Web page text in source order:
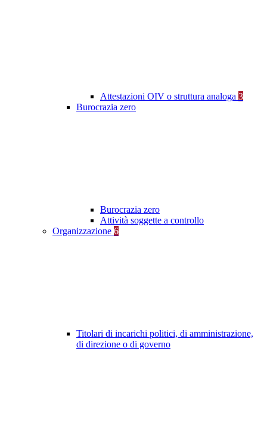
Attestazioni OIV o struttura analoga 3
Burocrazia zero
Burocrazia zero
Attività soggette a controllo
Organizzazione 6
Titolari di incarichi politici, di amministrazione,
di direzione o di governo